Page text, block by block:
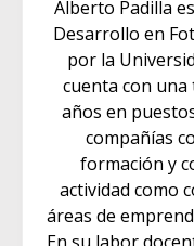
Alberto Padilla
Desarrollo en
por la
cuenta con una
años en
compañías
formación y
actividad como
áreas de